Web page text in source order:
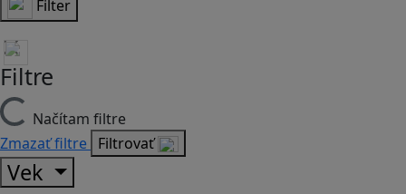
Filter
Filtre
Načítam filtre
Zmazať filtre Filtrovať
Vek